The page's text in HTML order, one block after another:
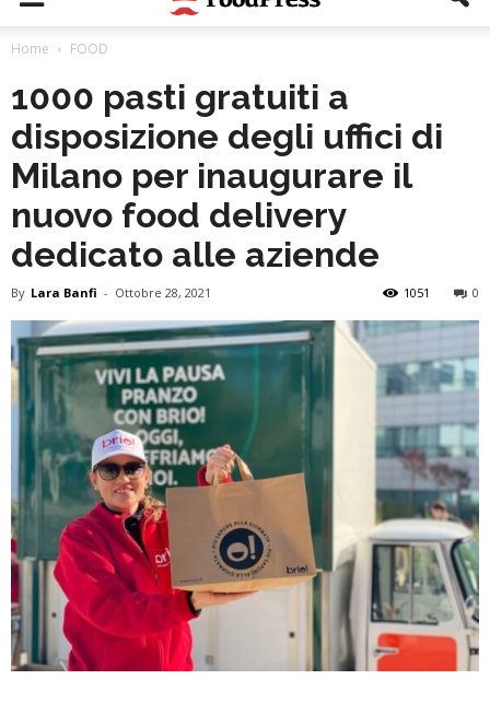
Home FOOD
1000 pasti gratuiti a
disposizione degli uffici di
Milano per inaugurare il
nuovo food delivery
dedicato alle aziende
By Lara Banfi - Ottobre 28, 2021 0
1051